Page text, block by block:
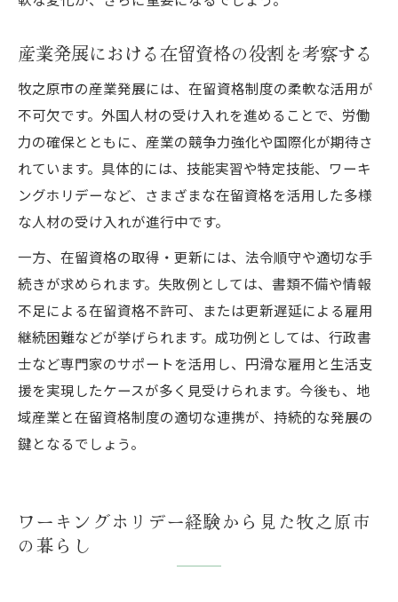
産業発展における在留資格の役割を考察する
牧之原市の産業発展には、在留資格制度の柔軟な活用が
不可欠です。外国人材の受け入れを進めることで、労働
力の確保とともに、産業の競争力強化や国際化が期待さ
れています。具体的には、技能実習や特定技能、ワーキ
ングホリデーなど、さまざまな在留資格を活用した多様
な人材の受け入れが進行中です。
一方、在留資格の取得・更新には、法令順守や適切な手
続きが求められます。失敗例としては、書類不備や情報
不足による在留資格不許可、または更新遅延による雇用
継続困難などが挙げられます。成功例としては、行政書
士など専門家のサポートを活用し、円滑な雇用と生活支
援を実現したケースが多く見受けられます。今後も、地
域産業と在留資格制度の適切な連携が、持続的な発展の
鍵となるでしょう。
ワーキングホリデー経験から見た牧之原市
の暮らし